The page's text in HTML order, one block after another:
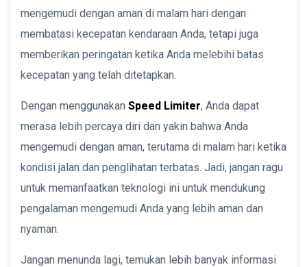
mengemudi dengan aman di malam hari dengan
membatasi kecepatan kendaraan Anda, tetapi juga
memberikan peringatan ketika Anda melebihi batas
kecepatan yang telah ditetapkan.
Dengan menggunakan Speed Limiter, Anda dapat
merasa lebih percaya diri dan yakin bahwa Anda
mengemudi dengan aman, terutama di malam hari ketika
kondisi jalan dan penglihatan terbatas. Jadi, jangan ragu
untuk memanfaatkan teknologi ini untuk mendukung
pengalaman mengemudi Anda yang lebih aman dan
nyaman.
Jangan menunda lagi, temukan lebih banyak informasi